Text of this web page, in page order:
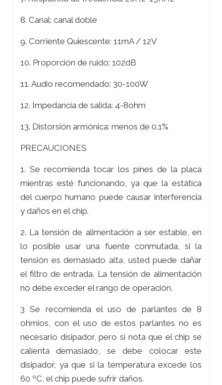
8. Canal: canal doble
9. Corriente Quiescente: 11mA / 12V
10. Proporción de ruido: 102dB
11. Audio recomendado: 30-100W
12. Impedancia de salida: 4-8ohm
13. Distorsión armónica: menos de 0.1%
PRECAUCIONES
1. Se recomienda tocar los pines de la placa
mientras esté funcionando, ya que la estática
del cuerpo humano puede causar interferencia
y daños en el chip.
2. La tensión de alimentación a ser estable, en
lo posible usar una fuente conmutada, si la
tensión es demasiado alta, usted puede dañar
el filtro de entrada. La tensión de alimentación
no debe exceder el rango de operación.
3 Se recomienda el uso de parlantes de 8
ohmios, con el uso de estos parlantes no es
necesario disipador, pero si nota que el chip se
calienta demasiado, se debe colocar este
disipador, ya que si la temperatura excede los
60 ºC, el chip puede sufrir daños.